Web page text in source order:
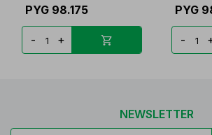
PYG 98.175
- +
PYG
-
NEWSLETTER